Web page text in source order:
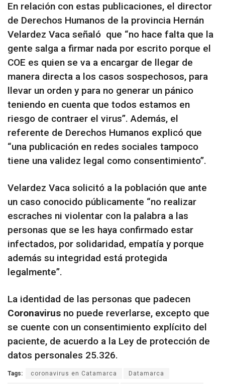
En relación con estas publicaciones, el director
de Derechos Humanos de la provincia Hernán
Velardez Vaca señaló que “no hace falta que la
gente salga a firmar nada por escrito porque el
COE es quien se va a encargar de llegar de
manera directa a los casos sospechosos, para
llevar un orden y para no generar un pánico
teniendo en cuenta que todos estamos en
riesgo de contraer el virus”. Además, el
referente de Derechos Humanos explicó que
“una publicación en redes sociales tampoco
tiene una validez legal como consentimiento”.
Velardez Vaca solicitó a la población que ante
un caso conocido públicamente “no realizar
escraches ni violentar con la palabra a las
personas que se les haya confirmado estar
infectados, por solidaridad, empatía y porque
además su integridad está protegida
legalmente”.
La identidad de las personas que padecen
Coronavirus no puede reverlarse, excepto que
se cuente con un consentimiento explícito del
paciente, de acuerdo a la Ley de protección de
datos personales 25.326.
Tags: coronavirus en Catamarca Datamarca